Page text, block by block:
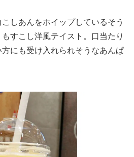
しあんをホイップしているそう
すこし洋風テイスト。口当たり
にも受け入れられそうなあんぱ